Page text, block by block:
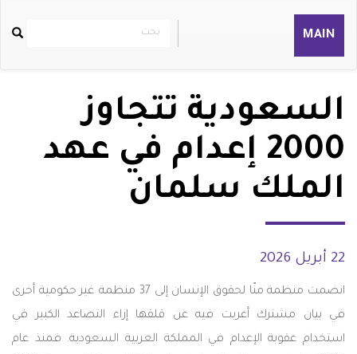
MAIN
Rechercher
بحث
السعودية تتجاوز
2000 إعدام في عهد
الملك سلمان
22 أبريل 2026
انضمت منظمة منّا لحقوق الإنسان إلى 37 منظمة غير حكومية أخرى
في بيان مشترك أعربت فيه عن قلقها إزاء التصاعد الكبير في
استخدام عقوبة الإعدام في المملكة العربية السعودية. فمنذ عام